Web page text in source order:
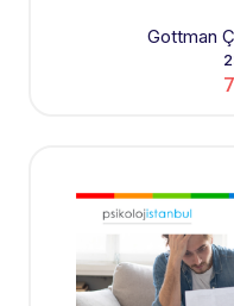
Gottman